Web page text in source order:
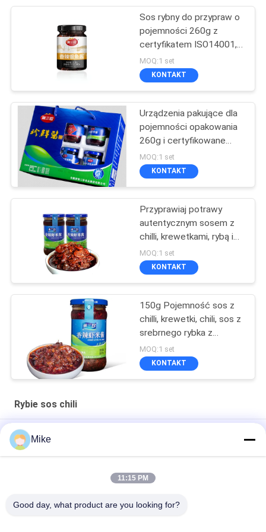
Sos rybny do przypraw o
pojemności 260g z
certyfikatem ISO14001,
sos rybny z chili
MOQ:1 set
KONTAKT
Urządzenia pakujące dla
pojemności opakowania
260g i certyfikowane
zgodnie z IS 09001
MOQ:1 set
KONTAKT
Przyprawiaj potrawy
autentycznym sosem z
chilli, krewetkami, rybą i
chilli
MOQ:1 set
KONTAKT
150g Pojemność sos z
chilli, krewetki, chili, sos z
srebrnego rybka z
międzynarodowymi
certyfikatami
MOQ:1 set
KONTAKT
Rybie sos chili
150g Pojemność Przyprawa Sos Rybny Chili Sól IS 09001
ISO14001 15045001
240 g Pojemność Przyprawa Sos rybny BAP HACCP BRC IFS
pojemności 240 g
Mike
11:15 PM
Good day, what product are you looking for?